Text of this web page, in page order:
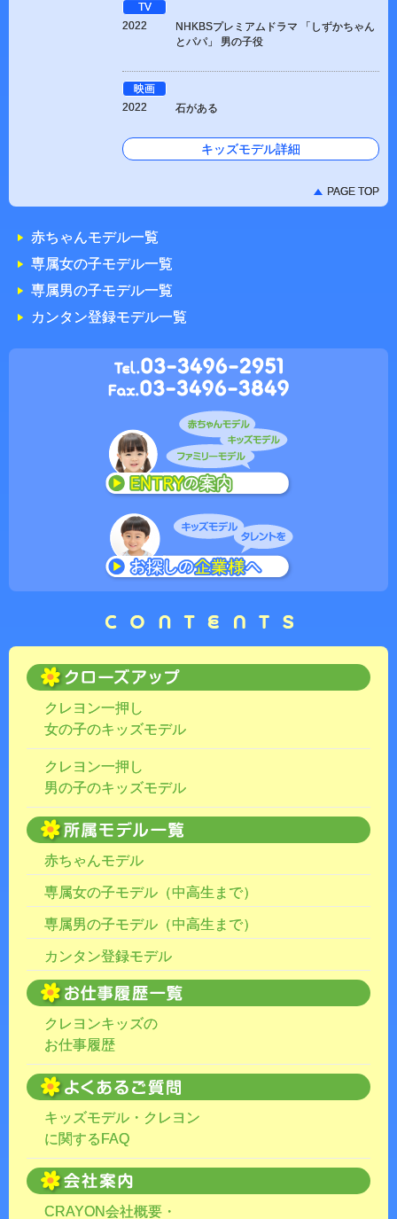
TV
2022
NHKBSプレミアムドラマ 「しずかちゃん
とパパ」 男の子役
映画
2022
石がある
キッズモデル詳細
PAGE TOP
赤ちゃんモデル一覧
専属女の子モデル一覧
専属男の子モデル一覧
カンタン登録モデル一覧
クレヨン一押し
女の子のキッズモデル
クレヨン一押し
男の子のキッズモデル
赤ちゃんモデル
専属女の子モデル（中高生まで）
専属男の子モデル（中高生まで）
カンタン登録モデル
クレヨンキッズの
お仕事履歴
キッズモデル・クレヨン
に関するFAQ
CRAYON会社概要・